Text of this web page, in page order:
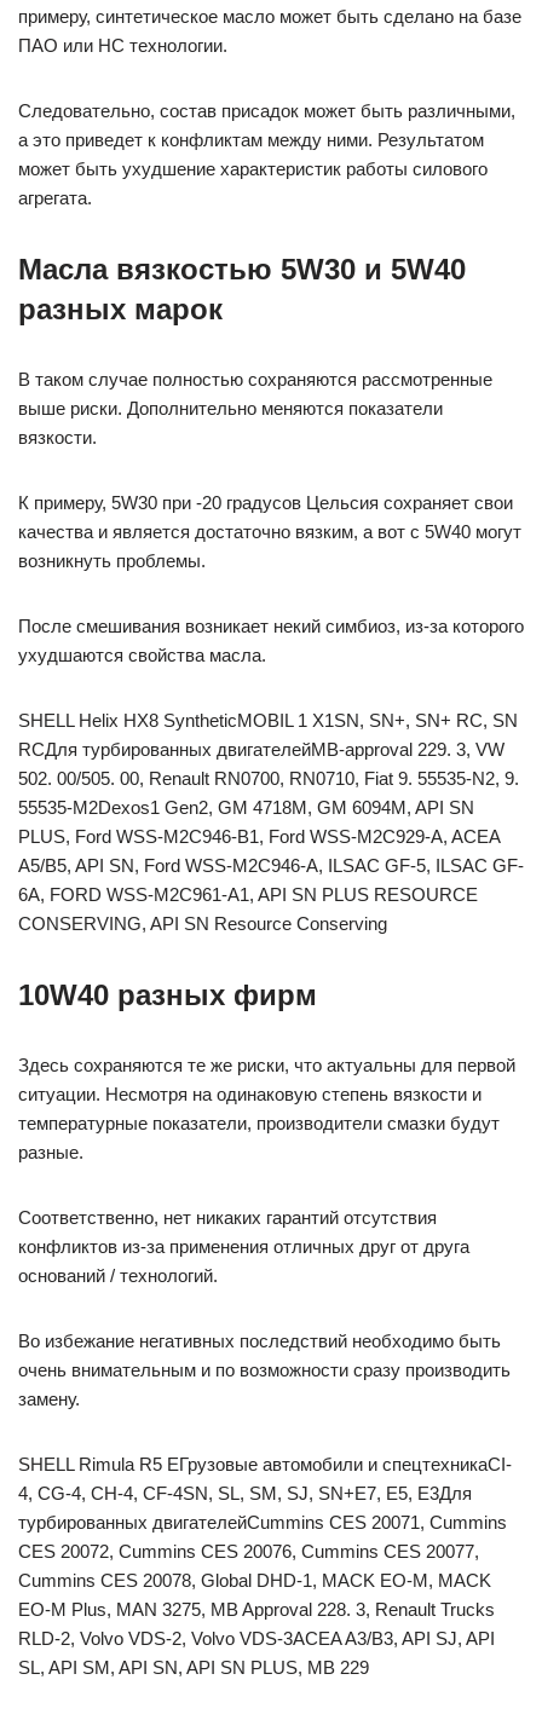
примеру, синтетическое масло может быть сделано на базе
ПАО или НС технологии.
Следовательно, состав присадок может быть различными,
а это приведет к конфликтам между ними. Результатом
может быть ухудшение характеристик работы силового
агрегата.
Масла вязкостью 5W30 и 5W40
разных марок
В таком случае полностью сохраняются рассмотренные
выше риски. Дополнительно меняются показатели
вязкости.
К примеру, 5W30 при -20 градусов Цельсия сохраняет свои
качества и является достаточно вязким, а вот с 5W40 могут
возникнуть проблемы.
После смешивания возникает некий симбиоз, из-за которого
ухудшаются свойства масла.
SHELL Helix HX8 SyntheticMOBIL 1 X1SN, SN+, SN+ RC, SN
RCДля турбированных двигателейMB-approval 229. 3, VW
502. 00/505. 00, Renault RN0700, RN0710, Fiat 9. 55535-N2, 9.
55535-M2Dexos1 Gen2, GM 4718M, GM 6094M, API SN
PLUS, Ford WSS-M2C946-B1, Ford WSS-M2C929-A, ACEA
A5/B5, API SN, Ford WSS-M2C946-A, ILSAC GF-5, ILSAC GF-
6A, FORD WSS-M2C961-A1, API SN PLUS RESOURCE
CONSERVING, API SN Resource Conserving
10W40 разных фирм
Здесь сохраняются те же риски, что актуальны для первой
ситуации. Несмотря на одинаковую степень вязкости и
температурные показатели, производители смазки будут
разные.
Соответственно, нет никаких гарантий отсутствия
конфликтов из-за применения отличных друг от друга
оснований / технологий.
Во избежание негативных последствий необходимо быть
очень внимательным и по возможности сразу производить
замену.
SHELL Rimula R5 EГрузовые автомобили и спецтехникаCI-
4, CG-4, CH-4, CF-4SN, SL, SM, SJ, SN+E7, E5, E3Для
турбированных двигателейCummins CES 20071, Cummins
CES 20072, Cummins CES 20076, Cummins CES 20077,
Cummins CES 20078, Global DHD-1, MACK EO-M, MACK
EO-M Plus, MAN 3275, MB Approval 228. 3, Renault Trucks
RLD-2, Volvo VDS-2, Volvo VDS-3ACEA A3/B3, API SJ, API
SL, API SM, API SN, API SN PLUS, MB 229